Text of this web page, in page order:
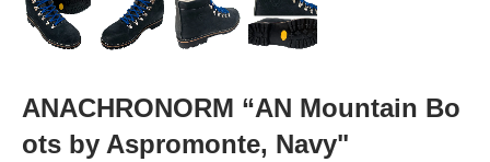
ANACHRONORM “AN Mountain Bo
ots by Aspromonte, Navy"